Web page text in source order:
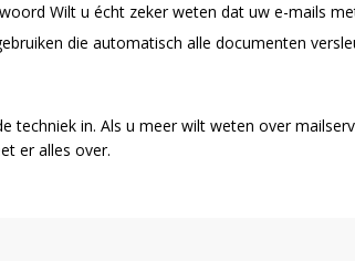
Wilt u écht zeker weten dat uw e-mails
die automatisch alle documenten
techniek in. Als u meer wilt weten over
er alles over.